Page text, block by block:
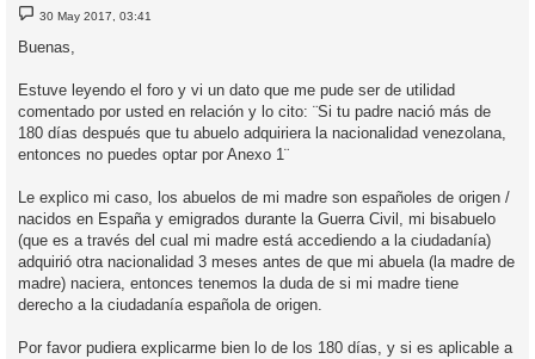
M
e
s
e
30 May 2017, 03:41
Buenas,
Estuve leyendo el foro y vi un dato que me pude ser de utilidad
comentado por usted en relación y lo cito: ¨Si tu padre nació más de
180 días después que tu abuelo adquiriera la nacionalidad venezolana,
entonces no puedes optar por Anexo 1¨
Le explico mi caso, los abuelos de mi madre son españoles de origen /
nacidos en España y emigrados durante la Guerra Civil, mi bisabuelo
(que es a través del cual mi madre está accediendo a la ciudadanía)
adquirió otra nacionalidad 3 meses antes de que mi abuela (la madre de
madre) naciera, entonces tenemos la duda de si mi madre tiene
derecho a la ciudadanía española de origen.
Por favor pudiera explicarme bien lo de los 180 días, y si es aplicable a